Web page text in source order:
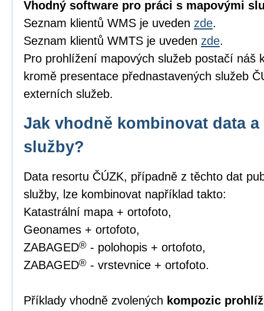
Vhodný software pro práci s mapovými
Seznam klientů WMS je uveden zde.
Seznam klientů WMTS je uveden zde.
Pro prohlížení mapových služeb postačí náš
kromě presentace přednastavených služeb
externích služeb.
Jak vhodně kombinovat data
služby?
Data resortu ČÚZK, případně z těchto dat
služby, lze kombinovat například takto:
Katastrální mapa + ortofoto,
Geonames + ortofoto,
ZABAGED® - polohopis + ortofoto,
ZABAGED® - vrstevnice + ortofoto.
Příklady vhodně zvolených kompozic